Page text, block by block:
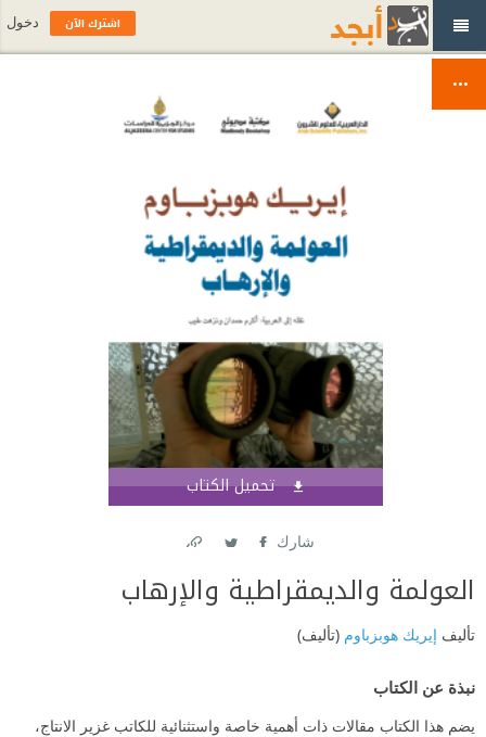
تحميل الكتاب
شارك
العولمة والديمقراطية والإرهاب
تأليف إيريك هوبزباوم (تأليف)
نبذة عن الكتاب
يضم هذا الكتاب مقالات ذات أهمية خاصة واستثنائية للكاتب غزير الانتاج،
اشترك الآن دخول